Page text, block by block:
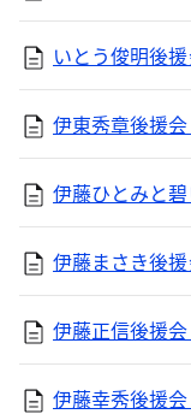
いとう俊明後
伊東秀章後援会
伊藤ひとみと
伊藤まさき後援
伊藤正信後援会
伊藤幸秀後援会